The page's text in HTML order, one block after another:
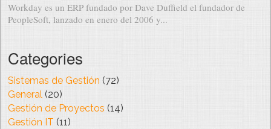
Workday es un ERP fundado por Dave Duffield el fundador de
PeopleSoft, lanzado en enero del 2006 y...
Categories
Sistemas de Gestión (72)
General(20)
Gestión de Proyectos (14)
Gestión IT (11)